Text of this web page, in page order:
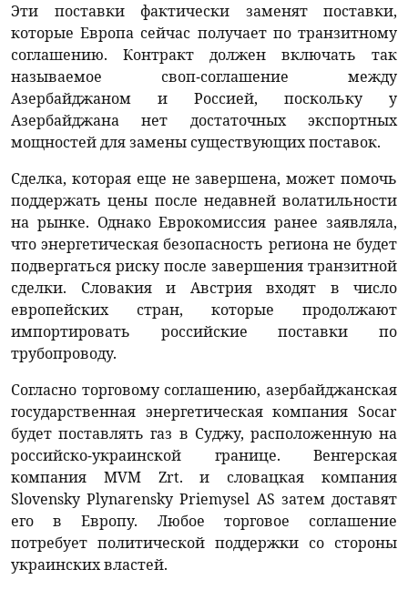
Эти поставки фактически заменят поставки,
которые Европа сейчас получает по транзитному
соглашению. Контракт должен включать так
называемое своп-соглашение между
Азербайджаном и Россией, поскольку у
Азербайджана нет достаточных экспортных
мощностей для замены существующих поставок.
Сделка, которая еще не завершена, может помочь
поддержать цены после недавней волатильности
на рынке. Однако Еврокомиссия ранее заявляла,
что энергетическая безопасность региона не будет
подвергаться риску после завершения транзитной
сделки. Словакия и Австрия входят в число
европейских стран, которые продолжают
импортировать российские поставки по
трубопроводу.
Согласно торговому соглашению, азербайджанская
государственная энергетическая компания Socar
будет поставлять газ в Суджу, расположенную на
российско-украинской границе. Венгерская
компания MVM Zrt. и словацкая компания
Slovensky Plynarensky Priemysel AS затем доставят
его в Европу. Любое торговое соглашение
потребует политической поддержки со стороны
украинских властей.